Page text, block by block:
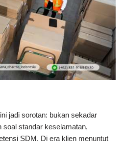
jadi sorotan: bukan sekadar
soal standar keselamatan,
SDM. Di era klien menuntut